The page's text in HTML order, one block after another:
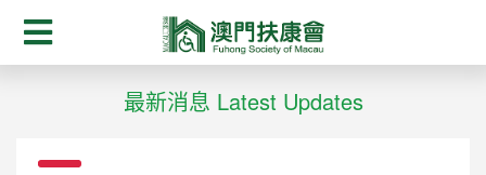
最新消息 Latest Updates